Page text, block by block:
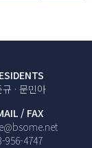
· 문민아
/ FAX
956-4747